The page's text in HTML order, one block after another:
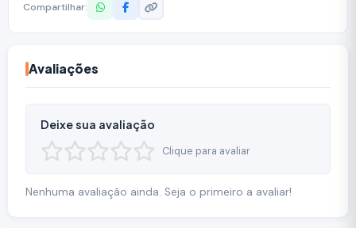
Compartilhar:
Avaliações
Deixe sua avaliação
Clique para avaliar
Nenhuma avaliação ainda. Seja o primeiro a avaliar!